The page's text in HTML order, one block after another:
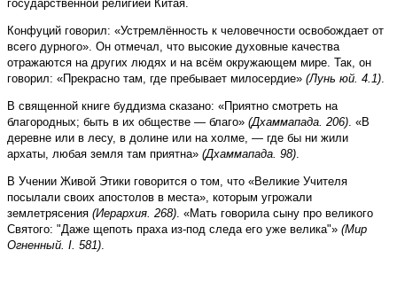
государственной религией Китая.
Конфуций говорил: «Устремлённость к человечности освобождает от
всего дурного». Он отмечал, что высокие духовные качества
отражаются на других людях и на всём окружающем мире. Так, он
говорил: «Прекрасно там, где пребывает милосердие» (Лунь юй. 4.1)
В священной книге буддизма сказано: «Приятно смотреть на
благородных; быть в их обществе — благо» (Дхаммапада. 206) . «В
деревне или в лесу, в долине или на холме, — где бы ни жили
архаты, любая земля там приятна» (Дхаммапада. 98)
В Учении Живой Этики говорится о том, что «Великие Учителя
посылали своих апостолов в места», которым угрожали
землетрясения (Иерархия. 268) . «Мать говорила сыну про великого
Святого: "Даже щепоть праха из-под следа его уже велика"» (Мир
Огненный. I. 581)